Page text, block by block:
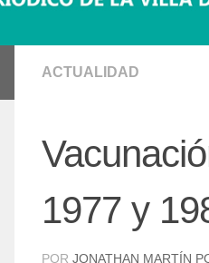
ACTUALIDAD
1977 y
POR JONATHAN MARTÍN